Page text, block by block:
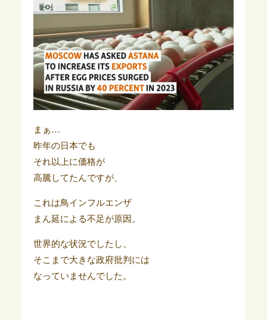
まぁ…
昨年の日本でも
それ以上に価格が
高騰してたんですが、
これは鳥インフルエンザ
まん延による不足が原因。
世界的な状況でしたし、
そこまで大きな政府批判には
なっていませんでした。